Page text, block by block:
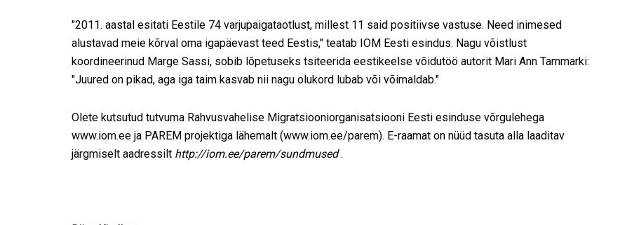
"2011. aastal esitati Eestile 74 varjupaigataotlust, millest 11 said positiivse vastuse. Need inimesed
alustavad meie kõrval oma igapäevast teed Eestis," teatab IOM Eesti esindus. Nagu võistlust
koordineerinud Marge Sassi, sobib lõpetuseks tsiteerida eestikeelse võidutöö autorit Mari Ann Tammarki:
"Juured on pikad, aga iga taim kasvab nii nagu olukord lubab või võimaldab."
Olete kutsutud tutvuma Rahvusvahelise Migratsiooniorganisatsiooni Eesti esinduse võrgulehega
www.iom.ee ja PAREM projektiga lähemalt (www.iom.ee/parem). E-raamat on nüüd tasuta alla laaditav
järgmiselt aadressilt http://iom.ee/parem/sundmused.